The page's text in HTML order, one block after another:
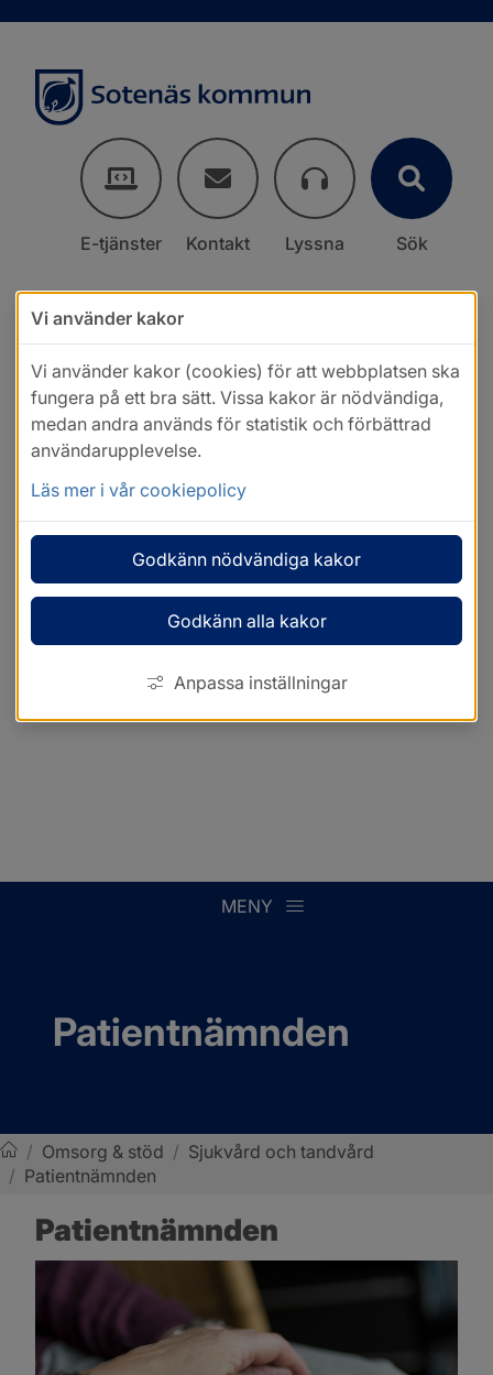
E-tjänster Kontakt Lyssna Sök
MENY
Patientnämnden
Sotenäs kommun
/ Omsorg & stöd / Sjukvård och tandvård
/ Patientnämnden
Patientnämnden
Vi använder kakor
Vi använder kakor (cookies) för att webbplatsen ska
fungera på ett bra sätt. Vissa kakor är nödvändiga,
medan andra används för statistik och förbättrad
användarupplevelse.
Läs mer i vår cookiepolicy
Godkänn nödvändiga kakor
Godkänn alla kakor
Anpassa inställningar